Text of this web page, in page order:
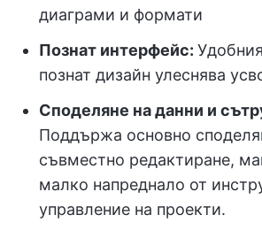
диаграми и формати
Познат интерфейс:
познат дизайн улеснява
Споделяне на данни и
Поддържа основно
съвместно редактиране,
малко напреднало от
управление на проекти.